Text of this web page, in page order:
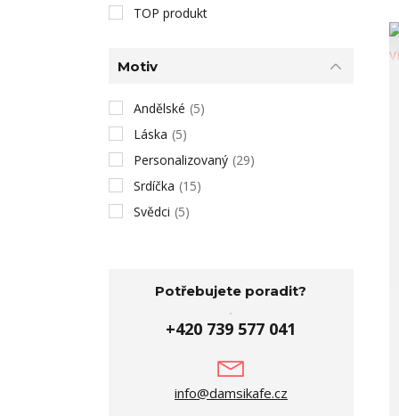
TOP produkt
Motiv
Andělské (5)
Láska (5)
Personalizovaný (29)
Srdíčka (15)
Svědci (5)
Potřebujete poradit?
+420 739 577 041
info@damsikafe.cz